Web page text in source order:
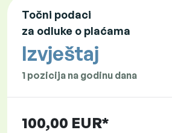
Točni podaci
za odluke o plaćama
Izvještaj
1 pozicija na godinu dana
100,00 EUR*